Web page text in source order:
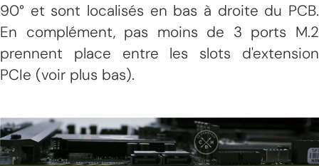
90° et sont localisés en bas à droite du PCB.
En complément, pas moins de 3 ports M.2
prennent place entre les slots d'extension
PCIe (voir plus bas).